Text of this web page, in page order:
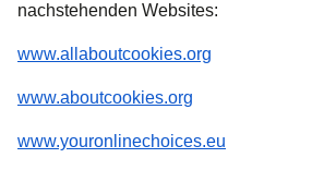
nachstehenden Websites:
www.allaboutcookies.org
www.aboutcookies.org
www.youronlinechoices.eu